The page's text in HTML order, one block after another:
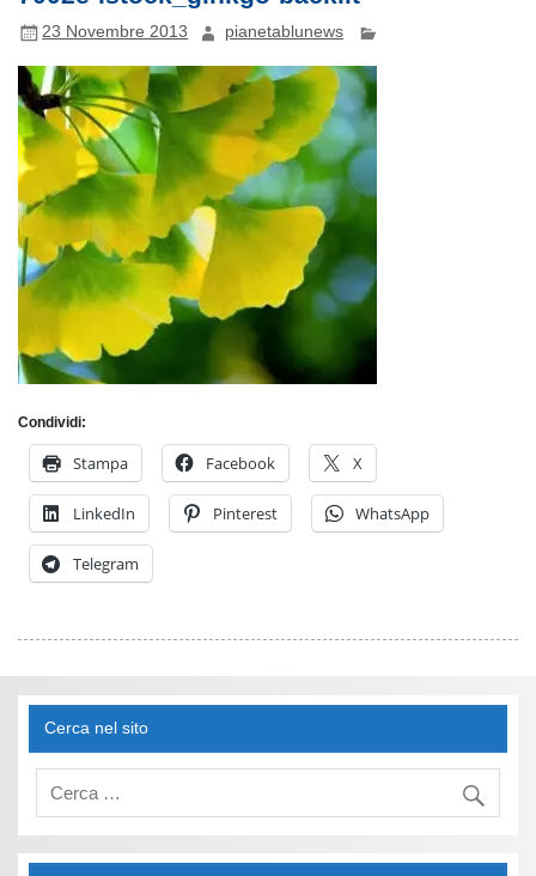
23 Novembre 2013 pianetablunews
Condividi:
Stampa Facebook X
LinkedIn Pinterest WhatsApp
Telegram
Cerca nel sito